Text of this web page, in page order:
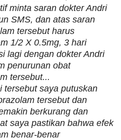
minta saran dokter Andri
SMS, dan atas saran
tersebut harus
1/2 X 0.5mg, 3 hari
lagi dengan dokter Andri
penurunan obat
tersebut...
tersebut saya putuskan
tersebut dan
berkurang dan
saya pastikan bahwa efek
benar-benar